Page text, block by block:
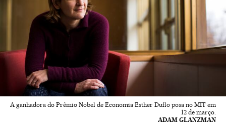
A ganhadora do Prêmio Nobel de Economia Esther Duflo posa no MIT em
12 de março.
ADAM GLANZMAN